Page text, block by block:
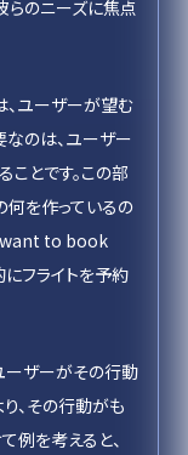
らのニーズに焦点
ユーザーが望む
のは、ユーザー
とです。この部
何を作っているの
I want to book
フライトを予約
ーザーがその行動
、その行動がも
例を考えると、